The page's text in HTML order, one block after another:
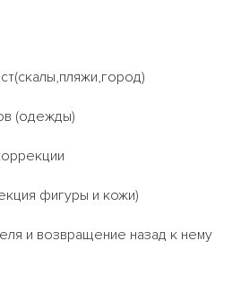
(одежды)
фигуры и кожи)
и возвращение назад к нему